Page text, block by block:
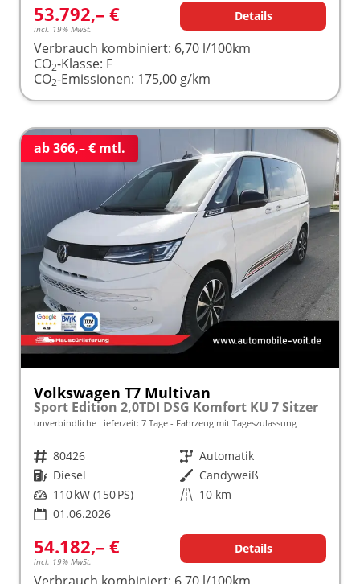
53.792,– €
incl. 19% MwSt.
Details
Verbrauch kombiniert: 6,70 l/100km
CO2-Klasse: F
CO2-Emissionen: 175,00 g/km
ab 366,– € mtl.
Volkswagen T7 Multivan
Sport Edition 2,0TDI DSG Komfort KÜ 7 Sitzer
unverbindliche Lieferzeit: 7 Tage Fahrzeug mit Tageszulassung
Fahrzeugnr. 80426 Getriebe Automatik
Kraftstoff Diesel Außenfarbe Candyweiß
Leistung 110 kW (150 PS) Kilometerstand 10 km
01.06.2026
54.182,– €
incl. 19% MwSt.
Details
Verbrauch kombiniert: 6,70 l/100km